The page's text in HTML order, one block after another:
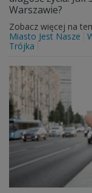
Warszawie?
Zobacz więcej na
Miasto Jest Nasze
Trójka